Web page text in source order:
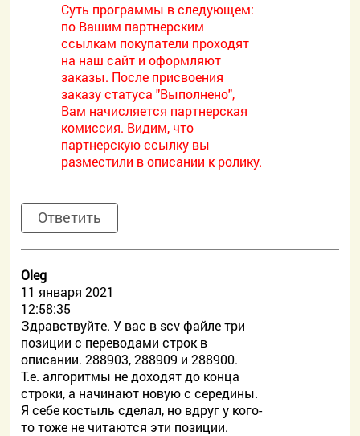
Суть программы в следующем:
по Вашим партнерским
ссылкам покупатели проходят
на наш сайт и оформляют
заказы. После присвоения
заказу статуса "Выполнено",
Вам начисляется партнерская
комиссия. Видим, что
партнерскую ссылку вы
разместили в описании к ролику.
Ответить
Oleg
11 января 2021
12:58:35
Здравствуйте. У вас в scv файле три
позиции с переводами строк в
описании. 288903, 288909 и 288900.
Т.е. алгоритмы не доходят до конца
строки, а начинают новую с середины.
Я себе костыль сделал, но вдруг у кого-
то тоже не читаются эти позиции.